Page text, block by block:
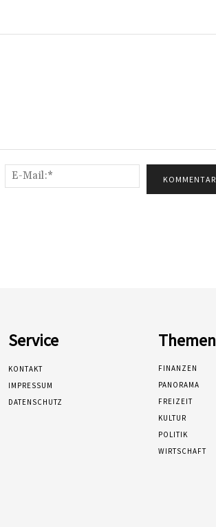
Mail:*
Service
KONTAKT
IMPRESSUM
DATENSCHUTZ
Themen
FINANZEN
PANORAMA
FREIZEIT
KULTUR
POLITIK
WIRTSCHAFT